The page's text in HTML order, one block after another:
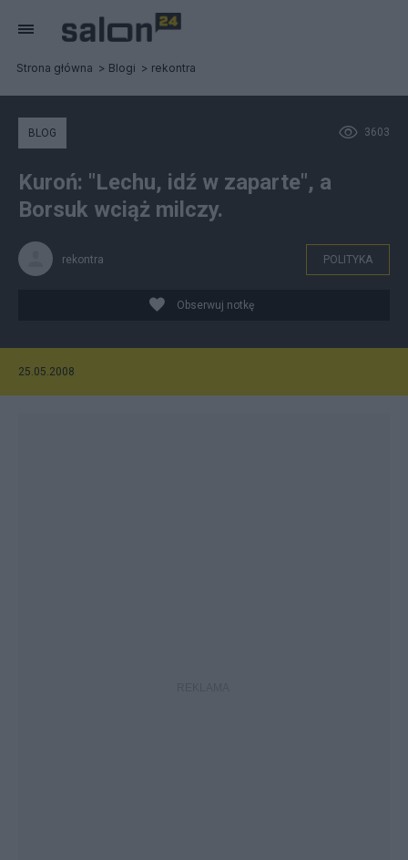
Strona główna Blogi rekontra
3603
BLOG
Kuroń: "Lechu, idź w zaparte", a
Borsuk wciąż milczy.
rekontra POLITYKA
Obserwuj notkę
25.05.2008